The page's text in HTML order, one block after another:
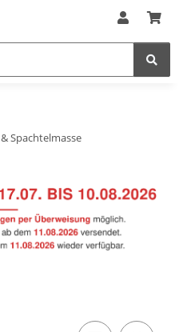
Spachtelmasse